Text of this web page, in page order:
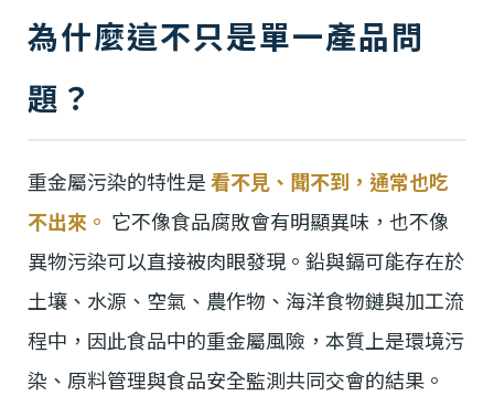
為什麼這不只是單一產品問
題？
重金屬污染的特性是看不見、聞不到，通常也吃
不出來。 它不像食品腐敗會有明顯異味，也不像
異物污染可以直接被肉眼發現。鉛與鎘可能存在於
土壤、水源、空氣、農作物、海洋食物鏈與加工流
程中，因此食品中的重金屬風險，本質上是環境污
染、原料管理與食品安全監測共同交會的結果。